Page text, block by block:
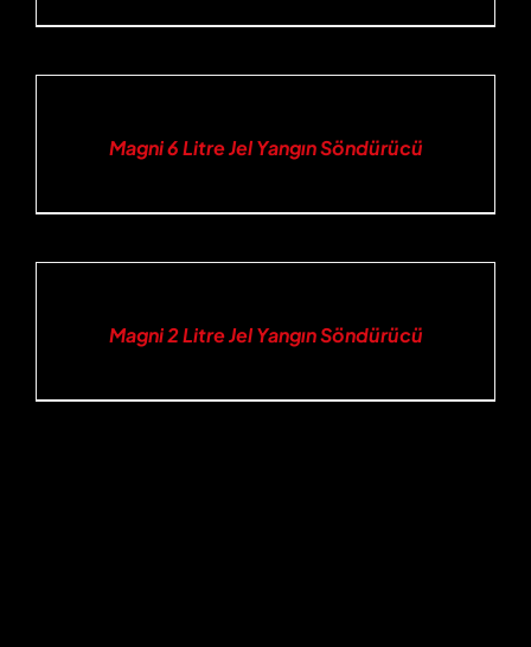
Magni 6 Litre Jel Yangın Söndürücü
Magni 2 Litre Jel Yangın Söndürücü